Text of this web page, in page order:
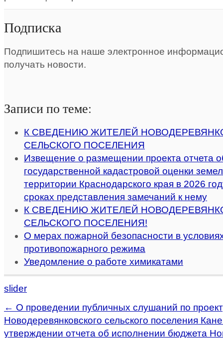
Подписка
Подпишитесь на наше электронное
получать новости.
Записи по теме:
К СВЕДЕНИЮ ЖИТЕЛЕЙ
СЕЛЬСКОГО ПОСЕЛЕНИЯ
Извещение о размещении проекта отчета
государственной кадастровой оценки
территории Краснодарского края в 2026
сроках представления замечаний к нему
К СВЕДЕНИЮ ЖИТЕЛЕЙ
СЕЛЬСКОГО ПОСЕЛЕНИЯ!
О мерах пожарной безопасности в
противопожарного режима
Уведомление о работе химикатами
slider
← О проведении публичных слушаний по
Новодеревянковского сельского поселения
утверждении отчета об исполнении бюджета